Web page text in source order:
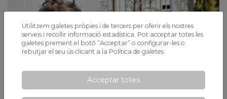
Utilitzem galetes pròpies i de tercers per oferir els nostres
serveis i recollir informació estadística. Pot acceptar totes les
galetes prement el botó ”Acceptar” o configurar-les o
rebutjar el seu ús clicant a la Política de galetes
Acceptar totes